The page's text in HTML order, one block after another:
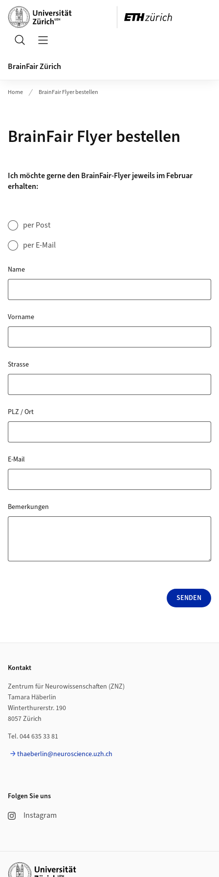
Header
Suche
BrainFair Zürich
Home BrainFair Flyer bestellen
BrainFair Flyer bestellen
Ich möchte gerne den BrainFair-Flyer jeweils im Februar
erhalten:
per Post
per E-Mail
Name
Vorname
Strasse
PLZ / Ort
E-Mail
Bemerkungen
SENDEN
Kontakt
Zentrum für Neurowissenschaften (ZNZ)
Tamara Häberlin
Winterthurerstr. 190
8057 Zürich
Tel. 044 635 33 81
thaeberlin@neuroscience.uzh.ch
Folgen Sie uns
Instagram
Weiterführende Links